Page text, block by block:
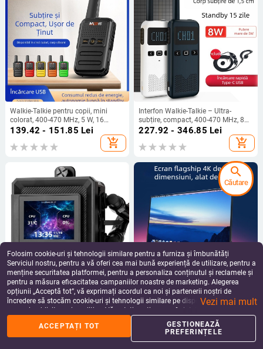
Walkie-Talkie pentru copii, mini
colorat, 400-470 MHz, 5 W, 16
canale, rază 1.5-3 km, baterie 3600
139.42 - 151.85 Lei
add_shopping_cart
Interfon Walkie-Talkie – Ultra-
subțire, compact, 400-470 MHz, 8W,
16 canale, autonomie 5-10 km,
227.92 - 346.85 Lei
add_shopping_cart
Radiator CPU cu răcire prin apă
Frozen Warframe
992.43 - 1,453.44Lei
add_shopping_cart
Monitor portabil IPS cu rezoluție
1080p, raport aspect 16:9, interfață
USB/HDMI, alimentare de 15W
809.43 - 1,339.29Lei
add_shopping_cart
Folosim cookie-uri și tehnologii similare pentru a furniza și îmbunătăți
Serviciul nostru, pentru a vă oferi cea mai bună experiență de utilizare, pentru a
menține securitatea platformei, pentru a personaliza conținutul și reclamele și
pentru a măsura eficacitatea campaniilor noastre de marketing. Alegerea
opțiunii „Acceptă tot”, vă exprimați acordul ca noi și partenerii noștri de
încredere să stocăm cookie-uri și tehnologii similare pe dispozitivul dvs. în
scopuri publicitare și analitice. Vă puteți gestiona preferințele în orice moment
făcând clic pe „Gestionează preferințele”. Pentru mai multe informații, vă
rugăm să consultațiPolitica noastră de confidențialitate.
Vezi mai mult
ACCEPTAȚI TOT
GESTIONEAZĂ
PREFERINȚELE
search
Căutare